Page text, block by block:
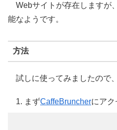
Webサイトが存在しますが
能なようです。
方法
試しに使ってみましたので
1. まずCaffeBruncherにアク